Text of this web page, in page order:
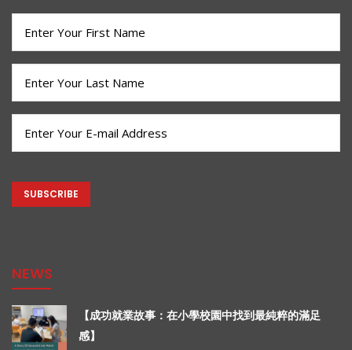
(Required)
(Required)
NEWS
【成功就業故事：在小學校園中找到最純粹的滿足
感】